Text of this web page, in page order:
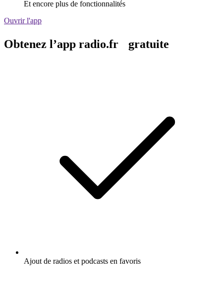
Et encore plus de fonctionnalités
Ouvrir l'app
Obtenez l’app radio.fr gratuite
Ajout de radios et podcasts en favoris